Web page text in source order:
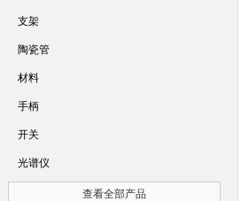
支架
陶瓷管
材料
手柄
开关
光谱仪
查看全部产品